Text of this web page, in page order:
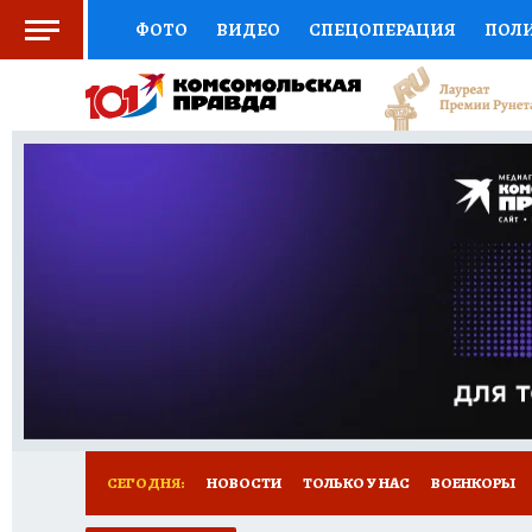
ФОТО ВИДЕО СПЕЦОПЕРАЦИЯ
СОЦПОДДЕРЖКА НАУКА СПОРТ
ВЫБОР ЭКСПЕРТОВ ДОКТОР
ПРОГНОЗЫ НА СПОРТ
НОВОЕ
СЕГОДНЯ: НОВОСТИ ТОЛЬКО У НАС ВОЕНКОРЫ